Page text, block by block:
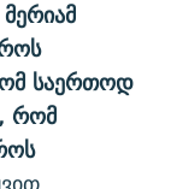
საერთოდ
რომ